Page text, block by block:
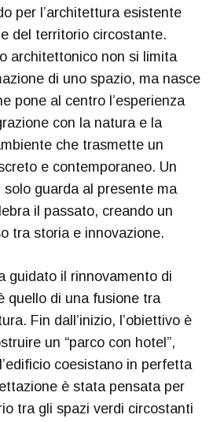
per l’architettura esistente
del territorio circostante.
architettonico non si limita
di uno spazio, ma nasce
pone al centro l’esperienza
con la natura e la
che trasmette un
e contemporaneo. Un
guarda al presente ma
il passato, creando un
tra storia e innovazione.
guidato il rinnovamento di
quello di una fusione tra
Fin dall’inizio, l’obiettivo è
un “parco con hotel”,
coesistano in perfetta
è stata pensata per
tra gli spazi verdi circostanti